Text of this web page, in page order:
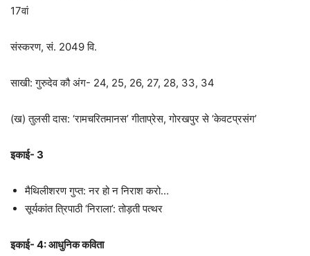
17वां
संस्करण, सं. 2049 वि.
साखी: गुरुदेव कौ अंग- 24, 25, 26, 27, 28, 33, 34
(ख) तुलसी दास: ‘रामचरितमानस’ गीताप्रेस, गोरखपुर से ‘केवटप्रसंग’
इकाई- 3
मैथिलीशरण गुप्त: नर हो न निराश करो…
सूर्यकांत त्रिपाठी ‘निराला’: तोड़ती पत्थर
इकाई- 4: आधुनिक कविता